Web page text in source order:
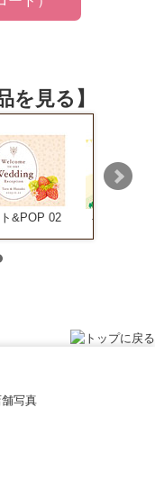
を見る】
&POP 02 キュート